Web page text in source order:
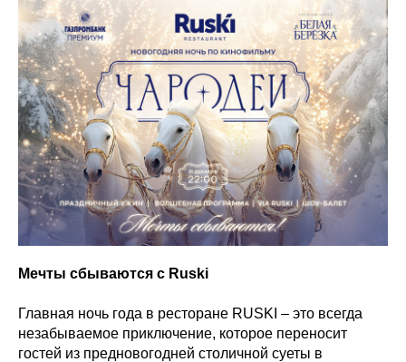
Мечты сбываются с Ruski
Главная ночь года в ресторане RUSKI – это всегда
незабываемое приключение, которое переносит
гостей из предновогодней столичной суеты в